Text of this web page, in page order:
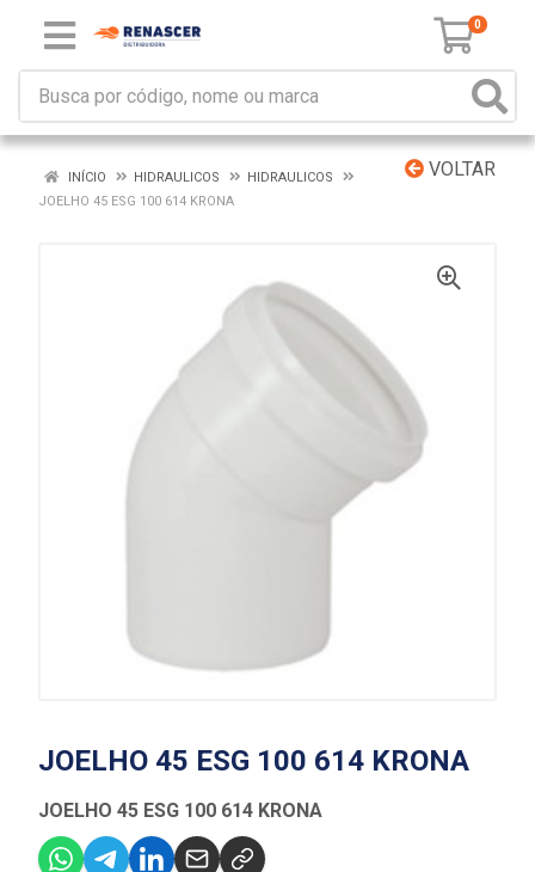
0
VOLTAR
INÍCIO HIDRAULICOS
HIDRAULICOS
JOELHO 45 ESG 100 614 KRONA
JOELHO 45 ESG 100 614 KRONA
JOELHO 45 ESG 100 614 KRONA